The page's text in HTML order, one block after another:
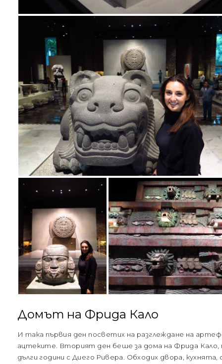
Домът на Фрида Кало
И така първия ден посветих на разглеждане на
ацтеките. Вторият ден беше за дома на Фрида Кало,
дълги години с Диего Ривера. Обходих двора,